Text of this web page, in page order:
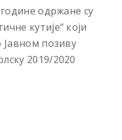
одржане су
кутије“ који
Јавном позиву
2019/2020